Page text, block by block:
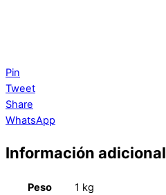
Pin
Tweet
Share
WhatsApp
Información adicional
Peso
1 kg